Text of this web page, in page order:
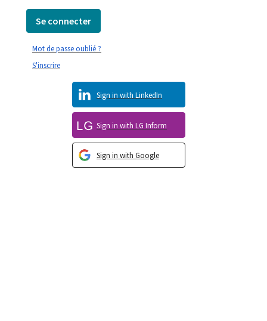
Se connecter
Sign in with Google
Sign in with LG Inform
Sign in with LinkedIn
S'inscrire
Mot de passe oublié ?